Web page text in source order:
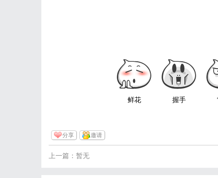
鲜花 握手
分享 邀请
上一篇：暂无